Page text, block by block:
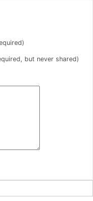
but never shared)